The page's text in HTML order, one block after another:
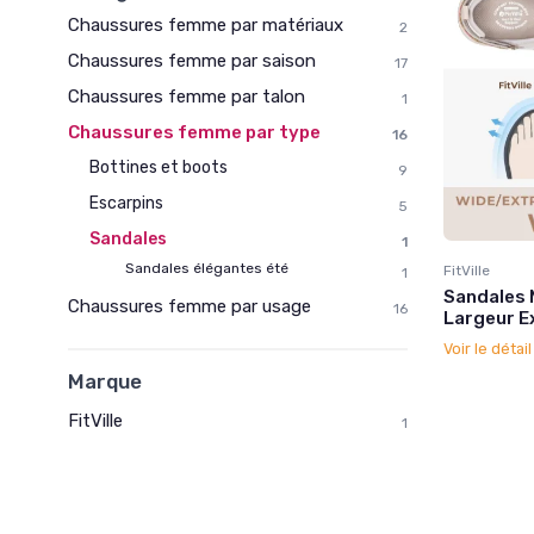
Chaussures femme par matériaux 2
Chaussures femme par saison 17
Chaussures femme par talon 1
Chaussures femme par type 16
Bottines et boots 9
Escarpins 5
Sandales
1
Sandales élégantes été
1
Chaussures femme par usage 16
Marque
FitVille 1
FitVille
Sandales
Largeur
Voir le détail